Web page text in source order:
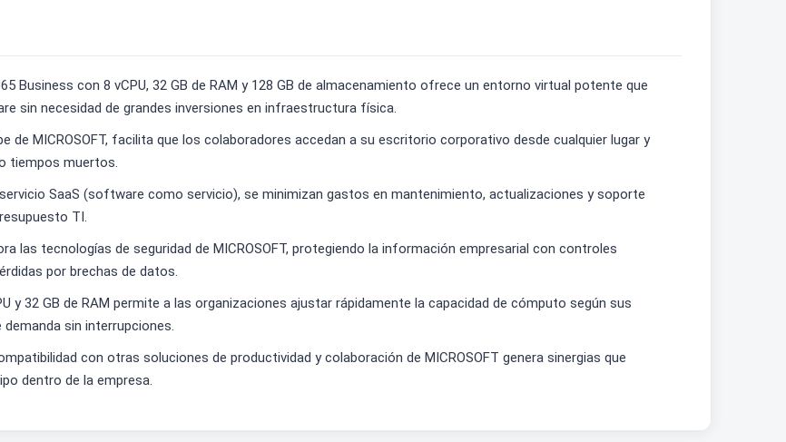
Business con 8 vCPU, 32 GB de RAM y 128 GB de almacenamiento ofrece un entorno virtual potente que
sin necesidad de grandes inversiones en infraestructura física.
de MICROSOFT, facilita que los colaboradores accedan a su escritorio corporativo desde cualquier lugar y
tiempos muertos.
SaaS (software como servicio), se minimizan gastos en mantenimiento, actualizaciones y soporte
TI.
las tecnologías de seguridad de MICROSOFT, protegiendo la información empresarial con controles
por brechas de datos.
y 32 GB de RAM permite a las organizaciones ajustar rápidamente la capacidad de cómputo según sus
sin interrupciones.
con otras soluciones de productividad y colaboración de MICROSOFT genera sinergias que
dentro de la empresa.